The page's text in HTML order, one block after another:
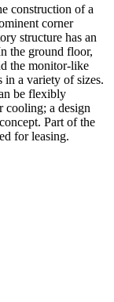
construction of a
corner
structure has an
the ground floor,
the monitor-like
in a variety of sizes.
be flexibly
cooling; a design
Part of the
for leasing.